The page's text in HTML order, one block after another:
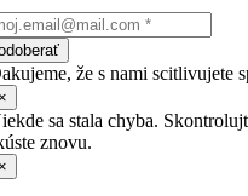
že s nami scitlivujete
sa stala chyba.
znovu.